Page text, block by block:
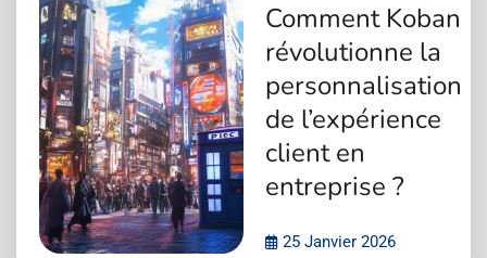
Comment Koban
révolutionne la
personnalisation
de l’expérience
client en
entreprise ?
25 Janvier 2026